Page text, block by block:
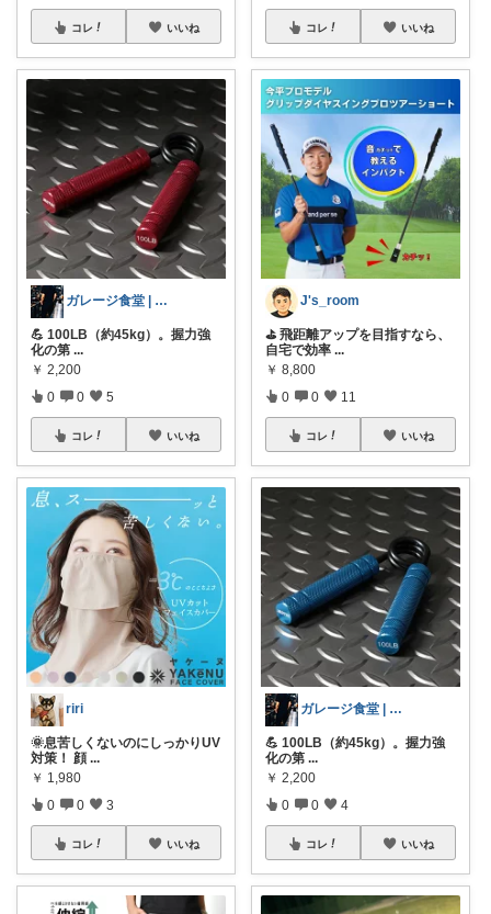
コレ いいね
ガレージ食堂 | 開業準備中
💪 100LB（約45kg）。握力強
化の第 ...
￥ 2,200
0 0 5
コレ いいね
riri
🌞息苦しくないのにしっかりUV
対策！ 顔 ...
￥ 1,980
0 0 3
コレ いいね
コレ いいね
J's_room
⛳️ 飛距離アップを目指すなら、
自宅で効率 ...
￥ 8,800
0 0 11
コレ いいね
ガレージ食堂 | 開業準備中
💪 100LB（約45kg）。握力強
化の第 ...
￥ 2,200
0 0 4
コレ いいね